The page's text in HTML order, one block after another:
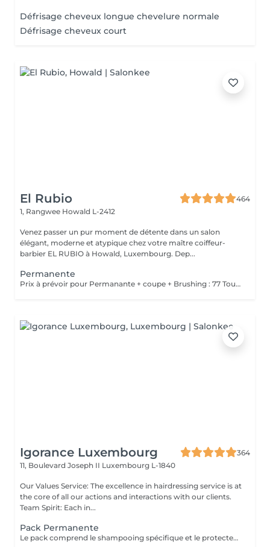
Défrisage cheveux longue chevelure normale
Défrisage cheveux court
El Rubio
464
1, Rangwee Howald L-2412
Venez passer un pur moment de détente dans un salon
élégant, moderne et atypique chez votre maître coiffeur-
barbier EL RUBIO à Howald, Luxembourg. Dep...
Permanente
Prix à prévoir pour Permanante + coupe + Brushing : 77 Tous ces produits sont compris dans le prix : Mousse, Laque, Gel, Soin démêlant, Shampoing spécifique. Tous les produits que nous utilisons sont des produits de qualité professionnelle.
Igorance Luxembourg
364
11, Boulevard Joseph II Luxembourg L-1840
Our Values Service: The excellence in hairdressing service is at
the core of all our actions and interactions with our clients.
Team Spirit: Each in...
Pack Permanente
Le pack comprend le shampooing spécifique et le protecteur REDKEN , la permanente avec les produits LOREAL PROFESSIONNEL , le conditionneur REDKEN , le séchage et les produits de styling REDKEN Option Coupe : la coupe IGORANCE (finition sur cheveux secs), le séchage et les produits de styling REDKEN. * Tarifs à titre indicatifs à confirmer après la consultation personnalisée établit auprès de votre coiffeur/stylist/spécialiste * La direction se réserve le droit d’apporter des modifications pour le bon fonctionnement du salon